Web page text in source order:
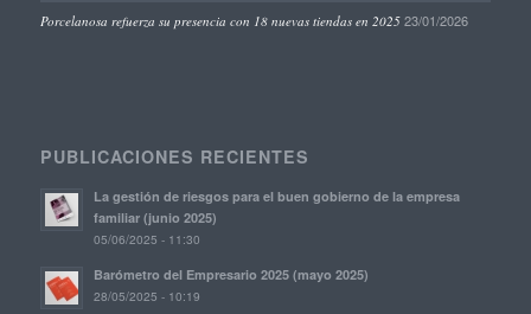
Porcelanosa refuerza su presencia con 18 nuevas tiendas en 2025 23/01/2026
PUBLICACIONES RECIENTES
La gestión de riesgos para el buen gobierno de la empresa
familiar (junio 2025)
05/06/2025 - 11:30
Barómetro del Empresario 2025 (mayo 2025)
28/05/2025 - 10:19